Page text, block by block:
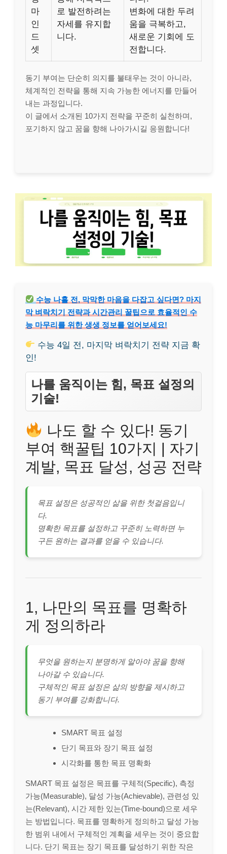
마
인
드
셋
로 발전하려는
자세를 유지합
니다.
변화에 대한 두려
움을 극복하고,
새로운 기회에 도
전합니다.
동기 부여는 단순히 의지를 불태우는 것이 아니라,
체계적인 전략을 통해 지속 가능한 에너지를 만들어
내는 과정입니다.
이 글에서 소개된 10가지 전략을 꾸준히 실천하며,
포기하지 않고 꿈을 향해 나아가시길 응원합니다!
수능 나흘 전, 막막한 마음을 다잡고 싶다면? 마지
막 벼락치기 전략과 시간관리 꿀팁으로 효율적인 수
능 마무리를 위한 생생 정보를 얻어보세요!
수능 4일 전, 마지막 벼락치기 전략 지금 확
인!
나를 움직이는 힘, 목표 설정의
기술!
나도 할 수 있다! 동기
부여 핵꿀팁 10가지 | 자기
계발, 목표 달성, 성공 전략
목표 설정은 성공적인 삶을 위한 첫걸음입니
다.
명확한 목표를 설정하고 꾸준히 노력하면 누
구든 원하는 결과를 얻을 수 있습니다.
1, 나만의 목표를 명확하
게 정의하라
무엇을 원하는지 분명하게 알아야 꿈을 향해
나아갈 수 있습니다.
구체적인 목표 설정은 삶의 방향을 제시하고
동기 부여를 강화합니다.
SMART 목표 설정
단기 목표와 장기 목표 설정
시각화를 통한 목표 명확화
SMART 목표 설정은 목표를 구체적(Specific), 측정
가능(Measurable), 달성 가능(Achievable), 관련성 있
는(Relevant), 시간 제한 있는(Time-bound)으로 세우
는 방법입니다. 목표를 명확하게 정의하고 달성 가능
한 범위 내에서 구체적인 계획을 세우는 것이 중요합
니다. 단기 목표는 장기 목표를 달성하기 위한 작은